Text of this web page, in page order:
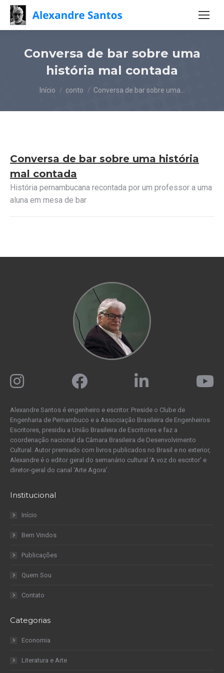
Conversa de bar sobre uma
história mal contada
Você está aqui:
Início conto Conversa de bar sobre uma…
Conversa de bar sobre uma história
mal contada
História pernambucana recontada por um professor a uma
aluna em mesa de bar
Alexandre Santos é engenheiro e escritor. Preside o Clube de
Engenharia de Pernambuco e a Associação Brasileira de Engenheiros
Escritores, presidiu a União Brasileira de Escritores e faz a
coordenação nacional da Câmara Brasileira de Desenvolvimento
Cultural. Autor premiado com livros publicados no Brasil e no exterior,
Alexandre é o editor geral do semanário cultural ‘A voz do escritor’ e
diretor-geral do canal ‘Arte Agora’.
Institucional
Início
Bem Vindos
Publicações
Quem Sou
Contato
Categorias
Economia
Literatura e Arte